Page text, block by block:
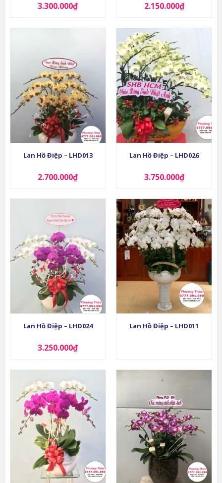
3.300.000₫ 2.150.000₫
Lan Hồ Điệp – LHD013
2.700.000₫
Lan Hồ Điệp – LHD026
3.750.000₫
Lan Hồ Điệp – LHD024
3.250.000₫
Lan Hồ Điệp – LHD011